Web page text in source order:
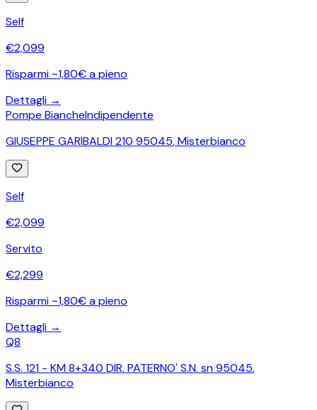
Self
€2,099
Risparmi ~1,80€ a pieno
Dettagli →
Pompe BiancheIndipendente
GIUSEPPE GARIBALDI 210 95045,Misterbianco
Self
€2,099
Servito
€2,299
Risparmi ~1,80€ a pieno
Dettagli →
Q8
S.S. 121 - KM 8+340 DIR. PATERNO' S.N. sn 95045,
Misterbianco